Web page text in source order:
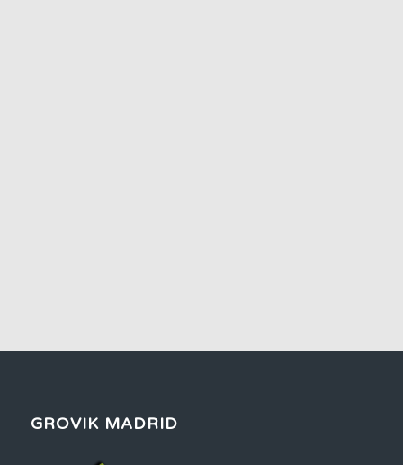
GROVIK MADRID